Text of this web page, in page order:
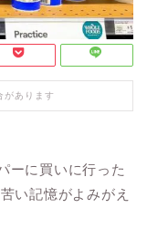
があります
ーに買いに行った
い記憶がよみがえ